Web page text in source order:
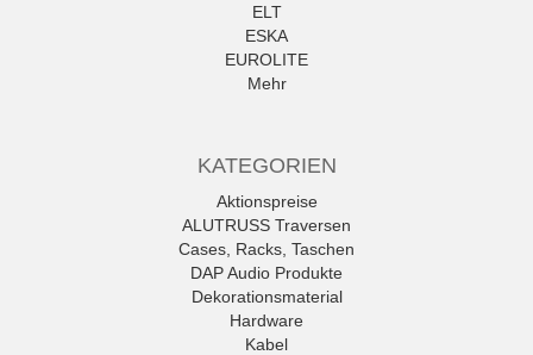
ELT
ESKA
EUROLITE
Mehr
KATEGORIEN
Aktionspreise
ALUTRUSS Traversen
Cases, Racks, Taschen
DAP Audio Produkte
Dekorationsmaterial
Hardware
Kabel